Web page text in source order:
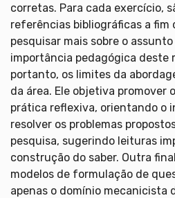
corretas. Para cada exercício,
referências bibliográficas a fim
pesquisar mais sobre o
importância pedagógica deste
portanto, os limites da
da área. Ele objetiva promover
prática reflexiva, orientando o
resolver os problemas
pesquisa, sugerindo leituras
construção do saber. Outra
modelos de formulação de
apenas o domínio mecanicista